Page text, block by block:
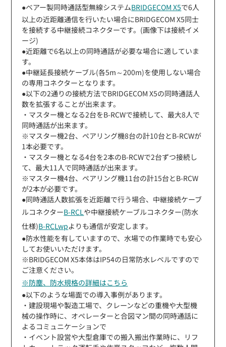
●ベアー製同時通話型無線システムBRIDGECOM X5で6人
以上の近距離通信を行いたい場合にBRIDGECOM X5同士
を接続する中継接続コネクターです。(画像下は接続イメ
ージ)
●近距離で6名以上の同時通話が必要な場合に適していま
す。
●中継延長接続ケーブル(各5m～200m)を使用しない場合
の専用コネクターとなります。
●以下の2通りの接続方法でBRIDGECOM X5の同時通話人
数を拡張することが出来ます。
・マスター機となる2台をB-RCWで接続して、最大8人で
同時通話が出来ます。
※マスター機2台、ペアリング機8台の計10台とB-RCWが
1本必要です。
・マスター機となる4台を2本のB-RCWで2台ずつ接続し
て、最大11人で同時通話が出来ます。
※マスター機4台、ペアリング機11台の計15台とB-RCW
が2本が必要です。
●同時通話人数拡張を近距離で行う場合、中継接続ケーブ
ルコネクターB-RCLや中継接続ケーブルコネクター(防水
仕様)B-RCLwpよりも通信が安定します。
●防水性能を有していますので、水場での作業時でも安心
してお使いいただけます。
※BRIDGECOM X5本体はIP54の日常防水レベルですので
ご注意ください。
※防塵、防水規格の詳細はこちら
●以下のような場面での導入事例があります。
・建設現場や製造工場で、クレーンなどの重機や大型機
械の操作時に、オペレーターと合図マン間の同時通話に
よるコミュニケーションで
・イベント設営や大型倉庫での搬入搬出作業時に、リフ